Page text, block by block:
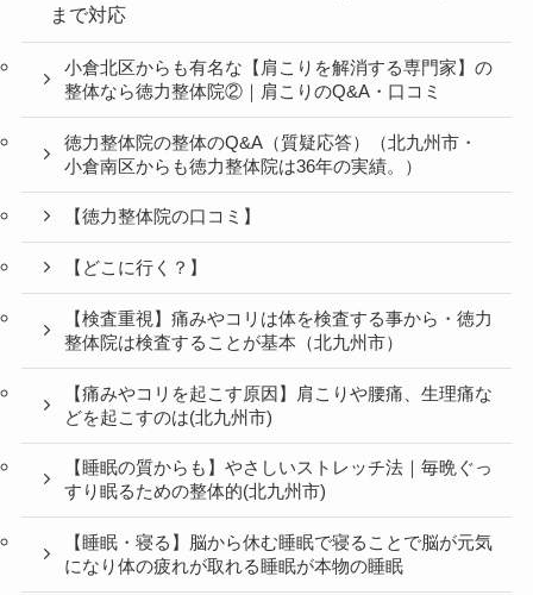
まで対応
小倉北区からも有名な【肩こりを解消する専門家】の
整体なら徳力整体院②｜肩こりのQ&A・口コミ
徳力整体院の整体のQ&A（質疑応答）（北九州市・
小倉南区からも徳力整体院は36年の実績。）
【徳力整体院の口コミ】
【どこに行く？】
【検査重視】痛みやコリは体を検査する事から・徳力
整体院は検査することが基本（北九州市）
【痛みやコリを起こす原因】肩こりや腰痛、生理痛な
どを起こすのは(北九州市)
【睡眠の質からも】やさしいストレッチ法｜毎晩ぐっ
すり眠るための整体的(北九州市)
【睡眠・寝る】脳から休む睡眠で寝ることで脳が元気
になり体の疲れが取れる睡眠が本物の睡眠